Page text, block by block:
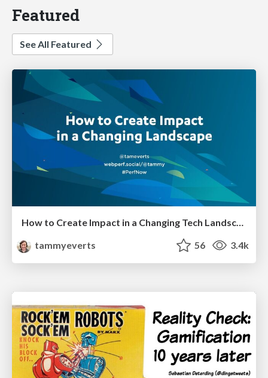
Featured
See All Featured
How to Create Impact in a Changing Tech Landscape [PerfNow 2023]
tammyeverts
56 3.4k